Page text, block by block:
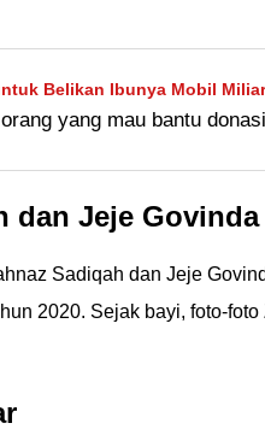
Belikan Ibunya Mobil
Si Kaya
yang mau bantu
dan Jeje Govinda
Sadiqah dan Jeje
2020. Sejak bayi, foto-